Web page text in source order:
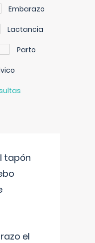
Embarazo
Lactancia
Parto
tapón
el